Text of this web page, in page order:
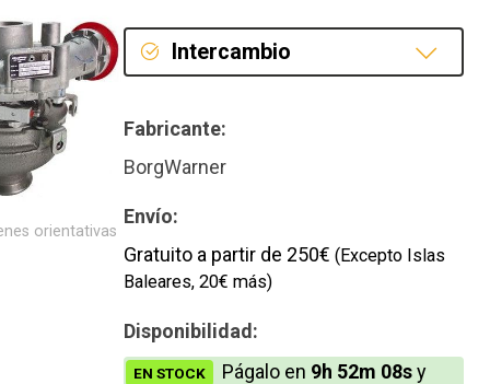
Intercambio
Reconstrucción
Fabricante:
BorgWarner
Envío:
Gratuito a partir de 250€ (Excepto Islas
Baleares, 20€ más)
Disponibilidad:
EN STOCK Págalo en 9h 52m 08sy
orientativas